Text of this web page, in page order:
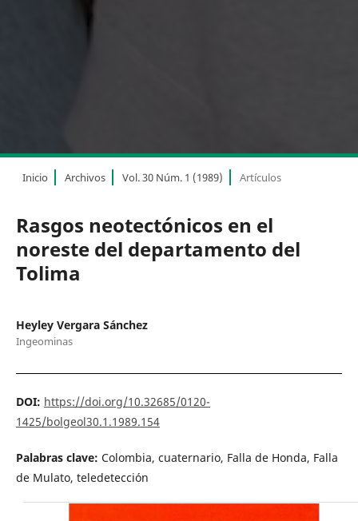
Inicio Archivos Vol. 30 Núm. 1 (1989) Artículos
Rasgos neotectónicos en el
noreste del departamento del
Tolima
Heyley Vergara Sánchez
Ingeominas
DOI: https://doi.org/10.32685/0120-
1425/bolgeol30.1.1989.154
Palabras clave: Colombia, cuaternario, Falla de Honda, Falla
de Mulato, teledetección